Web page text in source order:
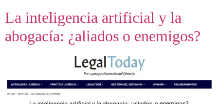
La inteligencia artificial y la
abogacía: ¿aliados o enemigos?